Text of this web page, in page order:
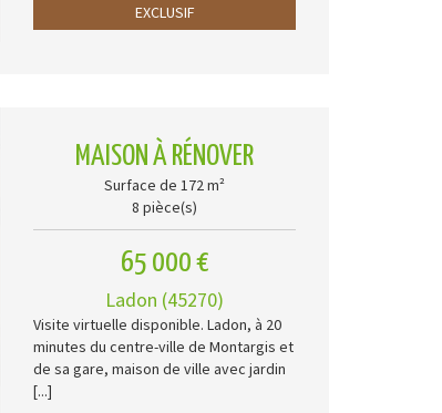
EXCLUSIF
MAISON À RÉNOVER
Surface de 172 m²
8 pièce(s)
65 000 €
Ladon (45270)
Visite virtuelle disponible. Ladon, à 20
minutes du centre-ville de Montargis et
de sa gare, maison de ville avec jardin
[...]